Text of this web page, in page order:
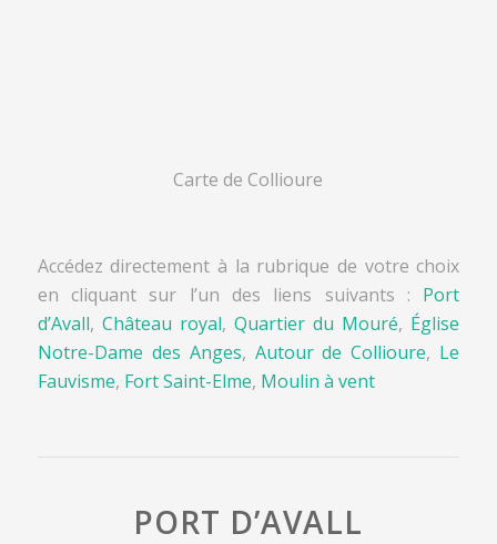
Carte de Collioure
Accédez directement à la rubrique de votre choix
en cliquant sur l’un des liens suivants : Port
d’Avall, Château royal,Quartier du Mouré, Église
Notre-Dame des Anges, Autour de Collioure, Le
Fauvisme, Fort Saint-Elme, Moulin à vent
PORT D’AVALL